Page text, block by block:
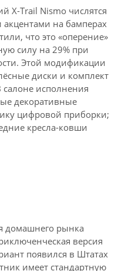
X-Trail Nismo числятся
на бамперах
что это «оперение»
силу на 29% при
Этой модификации
диски и комплект
исполнения
декоративные
цифровой приборки;
кресла-ковши
домашнего рынка
версия
появился в Штатах
имеет стандартную